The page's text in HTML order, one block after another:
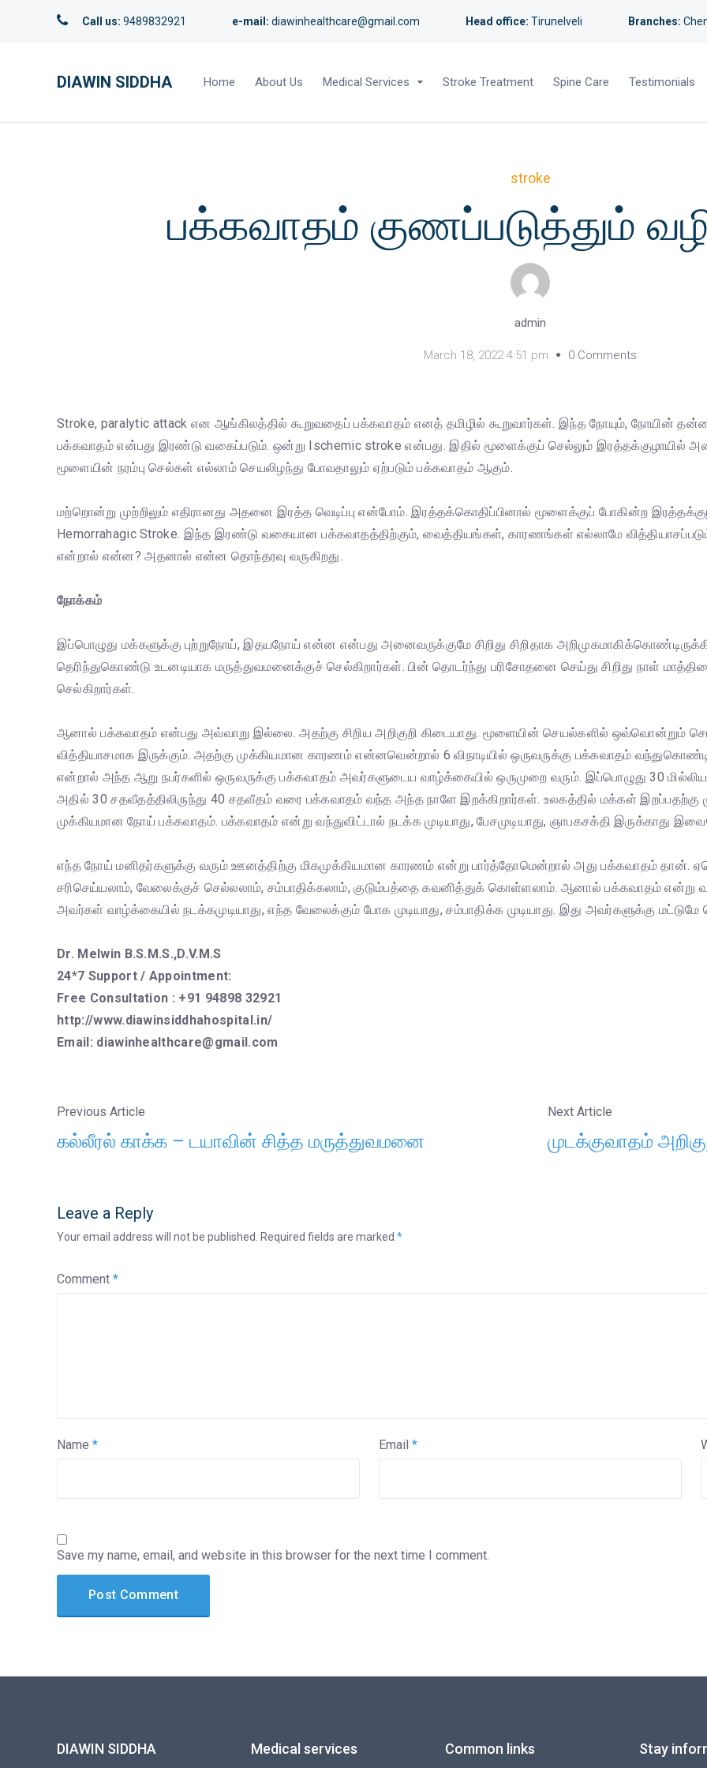
Call us: 9489832921 e-mail: diawinhealthcare@gmail.com Head office: Tirunelveli Branches:
DIAWIN SIDDHA Home About Us Medical Services Stroke Treatment Spine Care Testimonials
stroke
பக்கவாதம் குணப்படுத்தும்
admin
March 18, 2022 4:51 pm 0 Comments
Stroke, paralytic attack என ஆங்கிலத்தில் கூறுவதைப் பக்கவாதம் எனத் தமிழில் கூறுவார்கள். இந்த நோயும், நோயின்
பக்கவாதம் என்பது இரண்டு வகைப்படும். ஒன்று Ischemic stroke என்பது. இதில் மூளைக்குப் செல்லும் இரத்தக்குழாயில்
மூளையின் நரம்பு செல்கள் எல்லாம் செயலிழந்து போவதாலும் ஏற்படும் பக்கவாதம் ஆகும்.
மற்றொன்று முற்றிலும் எதிரானது அதனை இரத்த வெடிப்பு என்போம். இரத்தக்கொதிப்பினால் மூளைக்குப் போகின்ற
Hemorrahagic Stroke. இந்த இரண்டு வகையான பக்கவாதத்திற்கும், வைத்தியங்கள், காரணங்கள் எல்லாமே
என்றால் என்ன? அதனால் என்ன தொந்தரவு வருகிறது.
நோக்கம்
இப்பொழுது மக்களுக்கு புற்றுநோய், இதயநோய் என்ன என்பது அனைவருக்குமே சிறிது சிறிதாக
தெரிந்துகொண்டு உடனடியாக மருத்துவமனைக்குச் செல்கிறார்கள். பின் தொடர்ந்து பரிசோதனை செய்து சிறிது நாள்
செல்கிறார்கள்.
ஆனால் பக்கவாதம் என்பது அவ்வாறு இல்லை. அதற்கு சிறிய அறிகுறி கிடையாது. மூளையின் செயல்களில் ஒவ்வொன்றும்
வித்தியாசமாக இருக்கும். அதற்கு முக்கியமான காரணம் என்னவென்றால் 6 விநாடியில் ஒருவருக்கு பக்கவாதம்
என்றால் அந்த ஆறு நபர்களில் ஒருவருக்கு பக்கவாதம் அவர்களுடைய வாழ்க்கையில் ஒருமுறை வரும். இப்பொழுது 30
அதில் 30 சதவீதத்திலிருந்து 40 சதவீதம் வரை பக்கவாதம் வந்த அந்த நாளே இறக்கிறார்கள். உலகத்தில் மக்கள் இறப்பதற்கு
முக்கியமான நோய் பக்கவாதம். பக்கவாதம் என்று வந்துவிட்டால் நடக்க முடியாது, பேசமுடியாது, ஞாபகசக்தி இருக்காது
எந்த நோய் மனிதர்களுக்கு வரும் ஊனத்திற்கு மிகமுக்கியமான காரணம் என்று பார்த்தோமென்றால் அது பக்கவாதம் தான்.
சரிசெய்யலாம், வேலைக்குச் செல்லலாம், சம்பாதிக்கலாம், குடும்பத்தை கவனித்துக் கொள்ளலாம். ஆனால் பக்கவாதம் என்று
அவர்கள் வாழ்க்கையில் நடக்கமுடியாது, எந்த வேலைக்கும் போக முடியாது, சம்பாதிக்க முடியாது. இது அவர்களுக்கு
Dr. Melwin B.S.M.S.,D.V.M.S
24*7 Support / Appointment:
Free Consultation : +91 94898 32921
http://www.diawinsiddhahospital.in/
Email: diawinhealthcare@gmail.com
Previous Article
கல்லீரல் காக்க – டயாவின் சித்த மருத்துவமனை
Next Article
முடக்குவாதம்
Leave a Reply
Your email address will not be published. Required fields are marked *
Comment *
Name * Email *
Save my name, email, and website in this browser for the next time I comment.
DIAWIN SIDDHA Medical services Common links Stay